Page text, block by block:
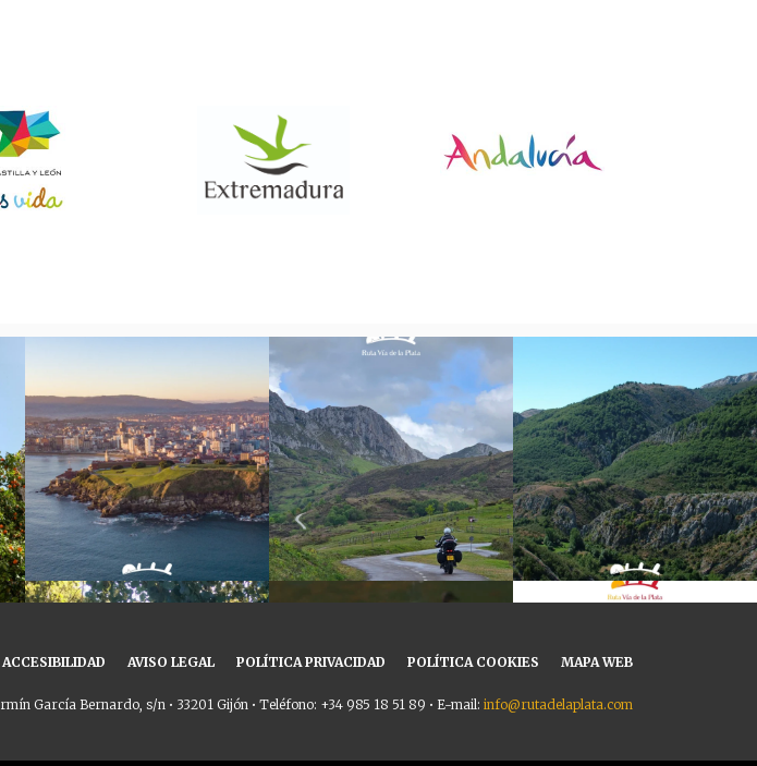
ACCESIBILIDAD AVISO LEGAL POLÍTICA PRIVACIDAD POLÍTICA COOKIES MAPA WEB
García Bernardo, s/n • 33201 Gijón • Teléfono: +34 985 18 51 89 • E-mail: info@rutadelaplata.com